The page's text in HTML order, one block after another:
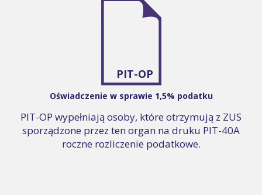
PIT-OP
Oświadczenie w sprawie 1,5% podatku
PIT-OP wypełniają osoby, które otrzymują z ZUS
sporządzone przez ten organ na druku PIT-40A
roczne rozliczenie podatkowe.